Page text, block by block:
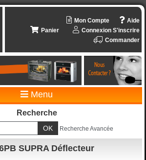
Aide
Mon Compte
Connexion S'inscrire
Panier
Commander
Menu
Recherche
Recherche Avancée
SUPRA Déflecteur